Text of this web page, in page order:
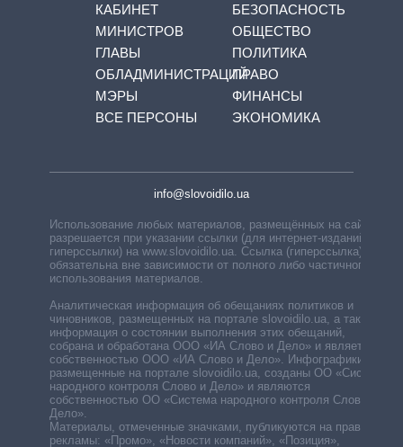
КАБИНЕТ
МИНИСТРОВ
ГЛАВЫ
ОБЛАДМИНИСТРАЦИЙ
МЭРЫ
ВСЕ ПЕРСОНЫ
БЕЗОПАСНОСТЬ
ОБЩЕСТВО
ПОЛИТИКА
ПРАВО
ФИНАНСЫ
ЭКОНОМИКА
info@slovoidilo.ua
Использование любых материалов, размещённых на сайте,
разрешается при указании ссылки (для интернет-изданий —
гиперссылки) на www.slovoidilo.ua. Ссылка (гиперссылка)
обязательна вне зависимости от полного либо частичного
использования материалов.
Аналитическая информация об обещаниях политиков и
чиновников, размещенных на портале slovoidilo.ua, а также
информация о состоянии выполнения этих обещаний,
собрана и обработана ООО «ИА Слово и Дело» и является
собственностью ООО «ИА Слово и Дело». Инфографики,
размещенные на портале slovoidilo.ua, созданы ОО «Система
народного контроля Слово и Дело» и являются
собственностью ОО «Система народного контроля Слово и
Дело».
Материалы, отмеченные значками, публикуются на правах
рекламы: «Промо», «Новости компаний», «Позиция»,